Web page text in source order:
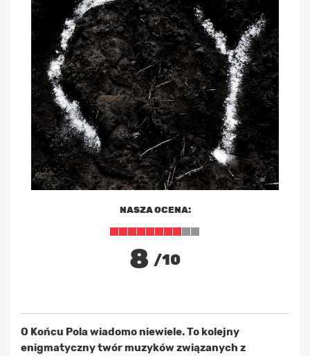
NASZA OCENA:
8 /10
O Końcu Pola wiadomo niewiele. To kolejny
enigmatyczny twór muzyków związanych z